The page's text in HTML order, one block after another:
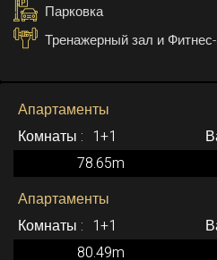
Парковка
Тренажерный зал и
Апартаменты
1+1
78.65m
Апартаменты
1+1
80.49m